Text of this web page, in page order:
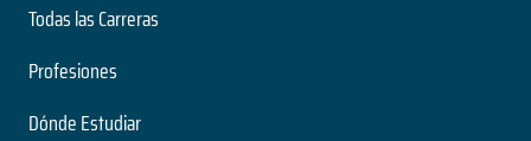
Todas las Carreras
Profesiones
Dónde Estudiar